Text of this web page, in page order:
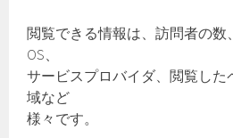
閲覧できる情報は、訪問者の
OS、
サービスプロバイダ、閲覧し
域など
様々です。